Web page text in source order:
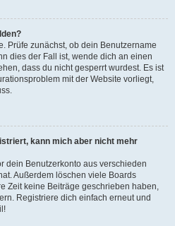
Prüfe zunächst, ob dein Benutzername
dies der Fall ist, wende dich an einen
dass du nicht gesperrt wurdest. Es ist
mit der Website vorliegt,
kann mich aber nicht mehr
dein Benutzerkonto aus verschieden
Außerdem löschen viele Boards
Zeit keine Beiträge geschrieben haben,
Registriere dich einfach erneut und